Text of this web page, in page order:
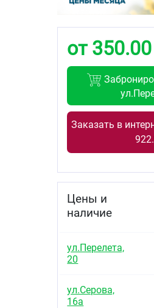
от
Заказать в
Цены и
наличие
ул.Перелета,
20
ул.Серова,
16а